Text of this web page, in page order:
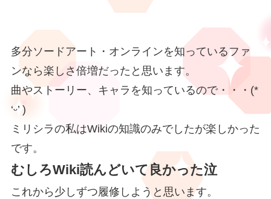
多分ソードアート・オンラインを知っているファ
ンなら楽しさ倍増だったと思います。
曲やストーリー、キャラを知っているので・・・(*
‘ᵕ’ )
ミリシラの私はWikiの知識のみでしたが楽しかった
です。
むしろWiki読んどいて良かった泣
これから少しずつ履修しようと思いま‪す。